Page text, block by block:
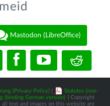
Mastodon (LibreOffice)
(Privacy Policy)
Statutes (non-
(binding German version)
| Copyright
text and images on this website are